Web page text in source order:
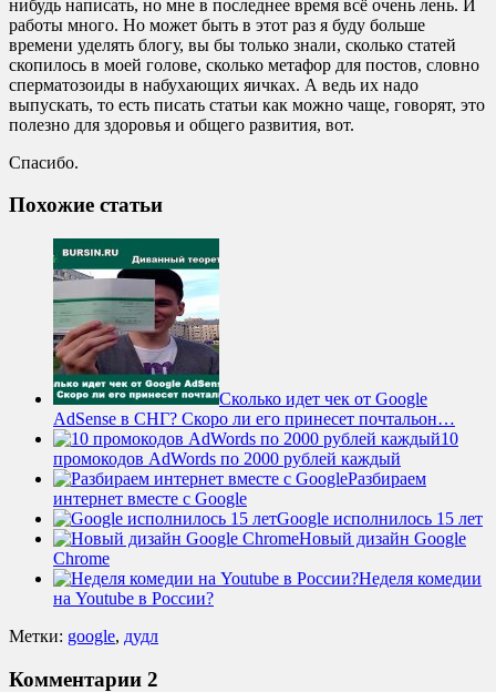
нибудь написать, но мне в последнее время всё очень лень. И
работы много. Но может быть в этот раз я буду больше
времени уделять блогу, вы бы только знали, сколько статей
скопилось в моей голове, сколько метафор для постов, словно
сперматозоиды в набухающих яичках. А ведь их надо
выпускать, то есть писать статьи как можно чаще, говорят, это
полезно для здоровья и общего развития, вот.
Спасибо.
Похожие статьи
Сколько идет чек от Google
AdSense в СНГ? Скоро ли его принесет почтальон…
10
промокодов AdWords по 2000 рублей каждый
Разбираем
интернет вместе с Google
Google исполнилось 15 лет
Новый дизайн Google
Chrome
Неделя комедии
на Youtube в России?
Метки: google, дудл
Комментарии 2